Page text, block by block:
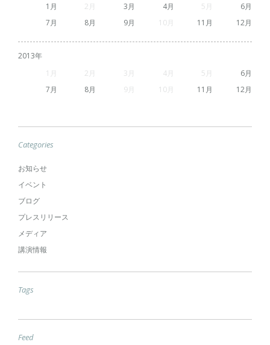
1
2 3 4 5
6
7
8 9 10 11 12
2013
1
2 3 4 5
6
7
8 9 10 11 12
Categories
お知らせ
イベント
ブログ
プレスリリース
メディア
講演情報
Tags
Feed